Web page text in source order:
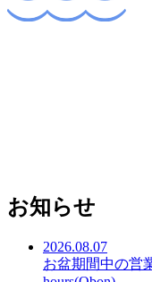
お知らせ
2026.08.07
お盆期間中の営